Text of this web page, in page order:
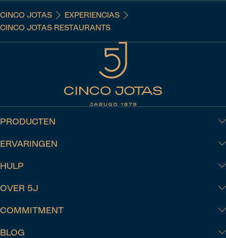
CINCO JOTAS
EXPERIENCIAS
CINCO JOTAS RESTAURANTS
PRODUCTEN
ERVARINGEN
HULP
OVER 5J
COMMITMENT
BLOG